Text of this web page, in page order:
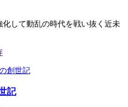
して動乱の時代を戦い抜く近未
記